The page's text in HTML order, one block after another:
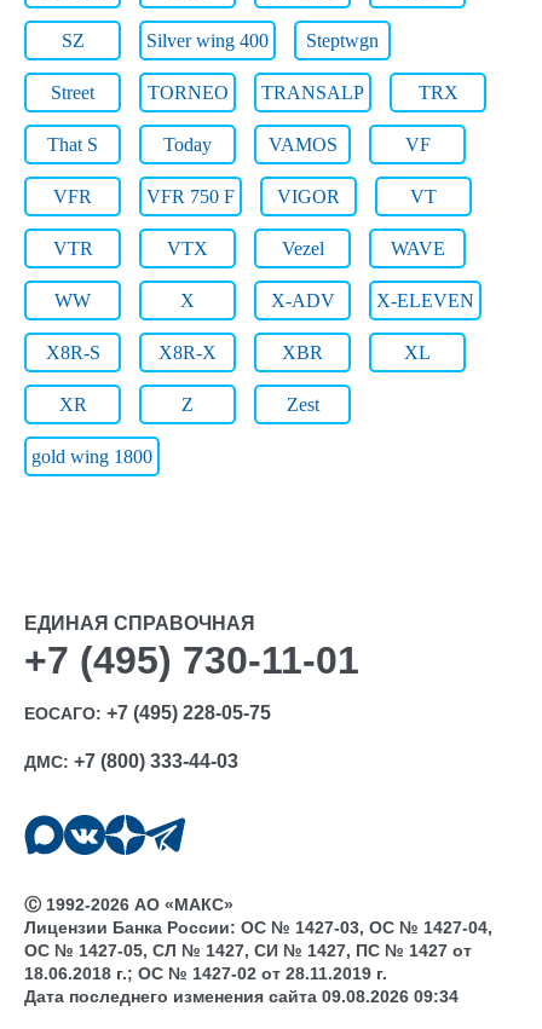
SZ Silver wing 400 Steptwgn
Street TORNEO TRANSALP TRX
That S Today VAMOS VF
VFR VFR 750 F VIGOR VT
VTR VTX Vezel WAVE
WW X X-ADV X-ELEVEN
X8R-S X8R-X XBR XL
XR Z Zest
gold wing 1800
ЕДИНАЯ СПРАВОЧНАЯ
+7 (495) 730-11-01
ЕОСАГО: +7 (495) 228-05-75
ДМС: +7 (800) 333-44-03
Ⓒ 1992-2026 АО «МАКС»
Лицензии Банка России: ОС № 1427-03, ОС № 1427-04,
ОС № 1427-05, СЛ № 1427, СИ № 1427, ПС № 1427 от
18.06.2018 г.; ОС № 1427-02 от 28.11.2019 г.
Дата последнего изменения сайта 09.08.2026 09:34